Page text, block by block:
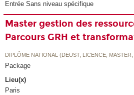
Entrée Sans niveau spécifique
Master gestion des
Parcours GRH et
DIPLÔME NATIONAL (DEUST, LICENCE,
Package
Lieu(x)
Paris